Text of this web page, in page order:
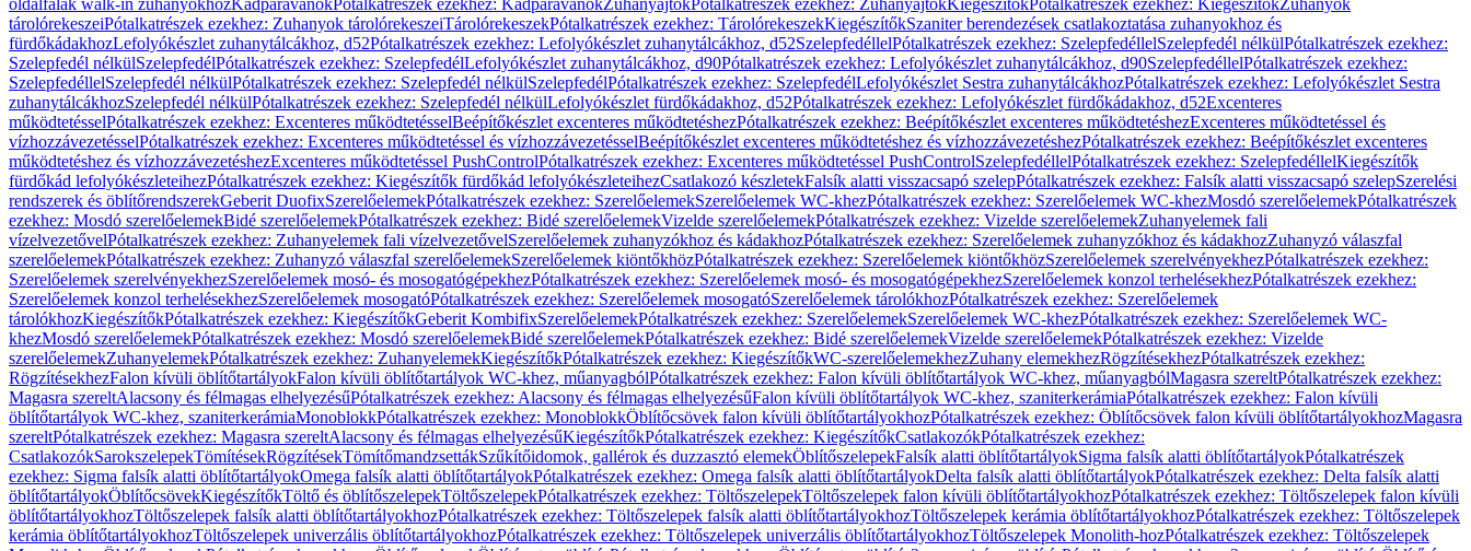
oldalfalak walk-in zuhanyokhozKádparavánokPótalkatrészek ezekhez: KádparavánokZuhanyajtókPótalkatrészek ezekhez: ZuhanyajtókKiegészítőkPótalkatrészek ezekhez: KiegészítőkZuhanyok
tárolórekeszeiPótalkatrészek ezekhez: Zuhanyok tárolórekeszeiTárolórekeszekPótalkatrészek ezekhez: TárolórekeszekKiegészítőkSzaniter berendezések csatlakoztatása zuhanyokhoz és
fürdőkádakhozLefolyókészlet zuhanytálcákhoz, d52Pótalkatrészek ezekhez: Lefolyókészlet zuhanytálcákhoz, d52SzelepfedéllelPótalkatrészek ezekhez: SzelepfedéllelSzelepfedél nélkülPótalkatrészek ezekhez:
Szelepfedél nélkülSzelepfedélPótalkatrészek ezekhez: SzelepfedélLefolyókészlet zuhanytálcákhoz, d90Pótalkatrészek ezekhez: Lefolyókészlet zuhanytálcákhoz, d90SzelepfedéllelPótalkatrészek ezekhez:
SzelepfedéllelSzelepfedél nélkülPótalkatrészek ezekhez: Szelepfedél nélkülSzelepfedélPótalkatrészek ezekhez: SzelepfedélLefolyókészlet Sestra zuhanytálcákhozPótalkatrészek ezekhez: Lefolyókészlet Sestra
zuhanytálcákhozSzelepfedél nélkülPótalkatrészek ezekhez: Szelepfedél nélkülLefolyókészlet fürdőkádakhoz, d52Pótalkatrészek ezekhez: Lefolyókészlet fürdőkádakhoz, d52Excenteres
működtetésselPótalkatrészek ezekhez: Excenteres működtetésselBeépítőkészlet excenteres működtetéshezPótalkatrészek ezekhez: Beépítőkészlet excenteres működtetéshezExcenteres működtetéssel és
vízhozzávezetésselPótalkatrészek ezekhez: Excenteres működtetéssel és vízhozzávezetésselBeépítőkészlet excenteres működtetéshez és vízhozzávezetéshezPótalkatrészek ezekhez: Beépítőkészlet excenteres
működtetéshez és vízhozzávezetéshezExcenteres működtetéssel PushControlPótalkatrészek ezekhez: Excenteres működtetéssel PushControlSzelepfedéllelPótalkatrészek ezekhez: SzelepfedéllelKiegészítők
fürdőkád lefolyókészleteihezPótalkatrészek ezekhez: Kiegészítők fürdőkád lefolyókészleteihezCsatlakozó készletekFalsík alatti visszacsapó szelepPótalkatrészek ezekhez: Falsík alatti visszacsapó szelepSzerelési
rendszerek és öblítőrendszerekGeberit DuofixSzerelőelemekPótalkatrészek ezekhez: SzerelőelemekSzerelőelemek WC-khezPótalkatrészek ezekhez: Szerelőelemek WC-khezMosdó szerelőelemekPótalkatrészek
ezekhez: Mosdó szerelőelemekBidé szerelőelemekPótalkatrészek ezekhez: Bidé szerelőelemekVizelde szerelőelemekPótalkatrészek ezekhez: Vizelde szerelőelemekZuhanyelemek fali
vízelvezetővelPótalkatrészek ezekhez: Zuhanyelemek fali vízelvezetővelSzerelőelemek zuhanyzókhoz és kádakhozPótalkatrészek ezekhez: Szerelőelemek zuhanyzókhoz és kádakhozZuhanyzó válaszfal
szerelőelemekPótalkatrészek ezekhez: Zuhanyzó válaszfal szerelőelemekSzerelőelemek kiöntőkhözPótalkatrészek ezekhez: Szerelőelemek kiöntőkhözSzerelőelemek szerelvényekhezPótalkatrészek ezekhez:
Szerelőelemek szerelvényekhezSzerelőelemek mosó- és mosogatógépekhezPótalkatrészek ezekhez: Szerelőelemek mosó- és mosogatógépekhezSzerelőelemek konzol terhelésekhezPótalkatrészek ezekhez:
Szerelőelemek konzol terhelésekhezSzerelőelemek mosogatóPótalkatrészek ezekhez: Szerelőelemek mosogatóSzerelőelemek tárolókhozPótalkatrészek ezekhez: Szerelőelemek
tárolókhozKiegészítőkPótalkatrészek ezekhez: KiegészítőkGeberit KombifixSzerelőelemekPótalkatrészek ezekhez: SzerelőelemekSzerelőelemek WC-khezPótalkatrészek ezekhez: Szerelőelemek WC-
khezMosdó szerelőelemekPótalkatrészek ezekhez: Mosdó szerelőelemekBidé szerelőelemekPótalkatrészek ezekhez: Bidé szerelőelemekVizelde szerelőelemekPótalkatrészek ezekhez: Vizelde
szerelőelemekZuhanyelemekPótalkatrészek ezekhez: ZuhanyelemekKiegészítőkPótalkatrészek ezekhez: KiegészítőkWC-szerelőelemekhezZuhany elemekhezRögzítésekhezPótalkatrészek ezekhez:
RögzítésekhezFalon kívüli öblítőtartályokFalon kívüli öblítőtartályok WC-khez, műanyagbólPótalkatrészek ezekhez: Falon kívüli öblítőtartályok WC-khez, műanyagbólMagasra szereltPótalkatrészek ezekhez:
Magasra szereltAlacsony és félmagas elhelyezésűPótalkatrészek ezekhez: Alacsony és félmagas elhelyezésűFalon kívüli öblítőtartályok WC-khez, szaniterkerámiaPótalkatrészek ezekhez: Falon kívüli
öblítőtartályok WC-khez, szaniterkerámiaMonoblokkPótalkatrészek ezekhez: MonoblokkÖblítőcsövek falon kívüli öblítőtartályokhozPótalkatrészek ezekhez: Öblítőcsövek falon kívüli öblítőtartályokhozMagasra
szereltPótalkatrészek ezekhez: Magasra szereltAlacsony és félmagas elhelyezésűKiegészítőkPótalkatrészek ezekhez: KiegészítőkCsatlakozókPótalkatrészek ezekhez:
CsatlakozókSarokszelepekTömítésekRögzítésekTömítőmandzsettákSzűkítőidomok, gallérok és duzzasztó elemekÖblítőszelepekFalsík alatti öblítőtartályokSigma falsík alatti öblítőtartályokPótalkatrészek
ezekhez: Sigma falsík alatti öblítőtartályokOmega falsík alatti öblítőtartályokPótalkatrészek ezekhez: Omega falsík alatti öblítőtartályokDelta falsík alatti öblítőtartályokPótalkatrészek ezekhez: Delta falsík alatti
öblítőtartályokÖblítőcsövekKiegészítőkTöltő és öblítőszelepekTöltőszelepekPótalkatrészek ezekhez: TöltőszelepekTöltőszelepek falon kívüli öblítőtartályokhozPótalkatrészek ezekhez: Töltőszelepek falon kívüli
öblítőtartályokhozTöltőszelepek falsík alatti öblítőtartályokhozPótalkatrészek ezekhez: Töltőszelepek falsík alatti öblítőtartályokhozTöltőszelepek kerámia öblítőtartályokhozPótalkatrészek ezekhez: Töltőszelepek
kerámia öblítőtartályokhozTöltőszelepek univerzális öblítőtartályokhozPótalkatrészek ezekhez: Töltőszelepek univerzális öblítőtartályokhozTöltőszelepek Monolith-hozPótalkatrészek ezekhez: Töltőszelepek